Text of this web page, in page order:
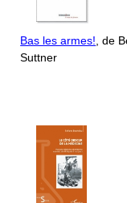
Bas les armes!, de
Suttner